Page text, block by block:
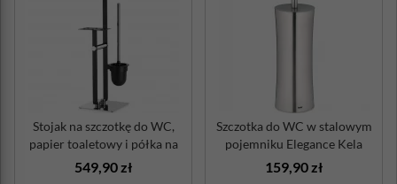
Stojak na szczotkę do WC,
papier toaletowy i półka na
sma...
549,90 zł
Szczotka do WC w stalowym
pojemniku Elegance Kela
159,90 zł